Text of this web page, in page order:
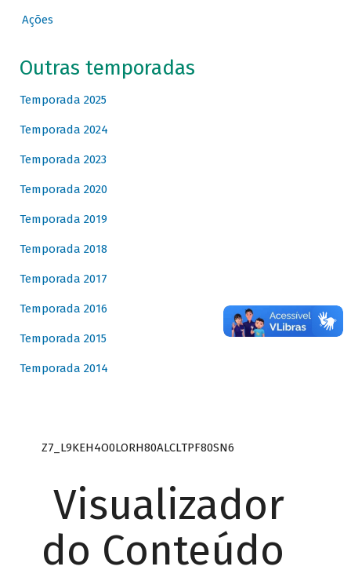
Ações
Outras temporadas
Temporada 2025
Temporada 2024
Temporada 2023
Temporada 2020
Temporada 2019
Temporada 2018
Temporada 2017
Temporada 2016
Temporada 2015
Temporada 2014
Z7_L9KEH4O0LORH80ALCLTPF80SN6
Visualizador
do Conteúdo